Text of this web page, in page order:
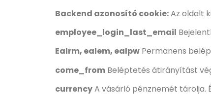
Backend azonosító cookie:Az oldalt
employee_login_last_email
Ealrm, ealem, ealpw Permanens
come_from Beléptetés átirányítást
currencyA vásárló pénznemét tárolja.